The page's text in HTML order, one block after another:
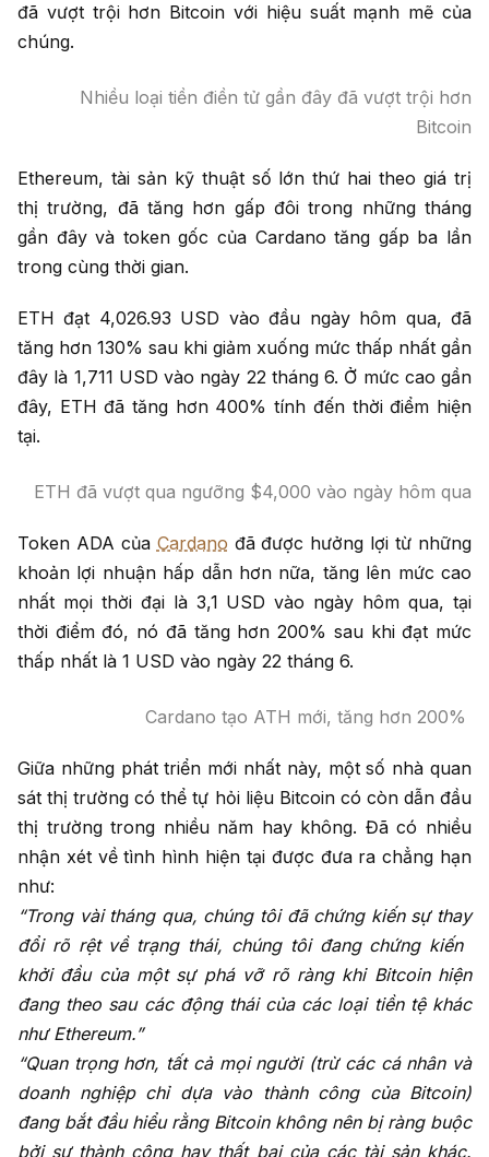
đã vượt trội hơn Bitcoin với hiệu suất mạnh mẽ của
chúng.
Nhiều loại tiền điền tử gần đây đã vượt trội hơn
Bitcoin
Ethereum, tài sản kỹ thuật số lớn thứ hai theo giá trị
thị trường, đã tăng hơn gấp đôi trong những tháng
gần đây và token gốc của Cardano tăng gấp ba lần
trong cùng thời gian.
ETH đạt 4,026.93 USD vào đầu ngày hôm qua, đã
tăng hơn 130% sau khi giảm xuống mức thấp nhất gần
đây là 1,711 USD vào ngày 22 tháng 6. Ở mức cao gần
đây, ETH đã tăng hơn 400% tính đến thời điểm hiện
tại.
ETH đã vượt qua ngưỡng $4,000 vào ngày hôm qua
Token ADA của Cardano đã được hưởng lợi từ những
khoản lợi nhuận hấp dẫn hơn nữa, tăng lên mức cao
nhất mọi thời đại là 3,1 USD vào ngày hôm qua, tại
thời điểm đó, nó đã tăng hơn 200% sau khi đạt mức
thấp nhất là 1 USD vào ngày 22 tháng 6.
Cardano tạo ATH mới, tăng hơn 200%
Giữa những phát triển mới nhất này, một số nhà quan
sát thị trường có thể tự hỏi liệu Bitcoin có còn dẫn đầu
thị trường trong nhiều năm hay không. Đã có nhiều
nhận xét về tình hình hiện tại được đưa ra chẳng hạn
như:
“Trong vài tháng qua, chúng tôi đã chứng kiến ​​sự thay
đổi rõ rệt về trạng thái, chúng tôi đang chứng kiến ​​
khởi đầu của một sự phá vỡ rõ ràng khi Bitcoin hiện
đang theo sau các động thái của các loại tiền tệ khác
như Ethereum.”
“Quan trọng hơn, tất cả mọi người (trừ các cá nhân và
doanh nghiệp chỉ dựa vào thành công của Bitcoin)
đang bắt đầu hiểu rằng Bitcoin không nên bị ràng buộc
bởi sự thành công hay thất bại của các tài sản khác.